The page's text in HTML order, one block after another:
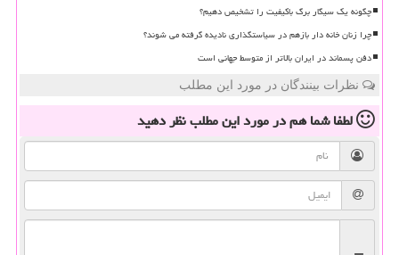
چگونه یک سیگار برگ باکیفیت را تشخیص دهیم؟
چرا زنان خانه دار بازهم در سیاستگذاری نادیده گرفته می شوند؟
دفن پسماند در ایران بالاتر از متوسط جهانی است
نظرات بینندگان در مورد این مطلب
لطفا شما همدر مورد این مطلبنظر دهید